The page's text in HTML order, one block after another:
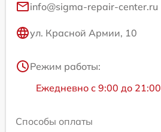
info@sigma-repair-center.ru
ул. Красной Армии, 10
Режим работы:
Ежедневно с 9:00 до 21:00
Способы оплаты